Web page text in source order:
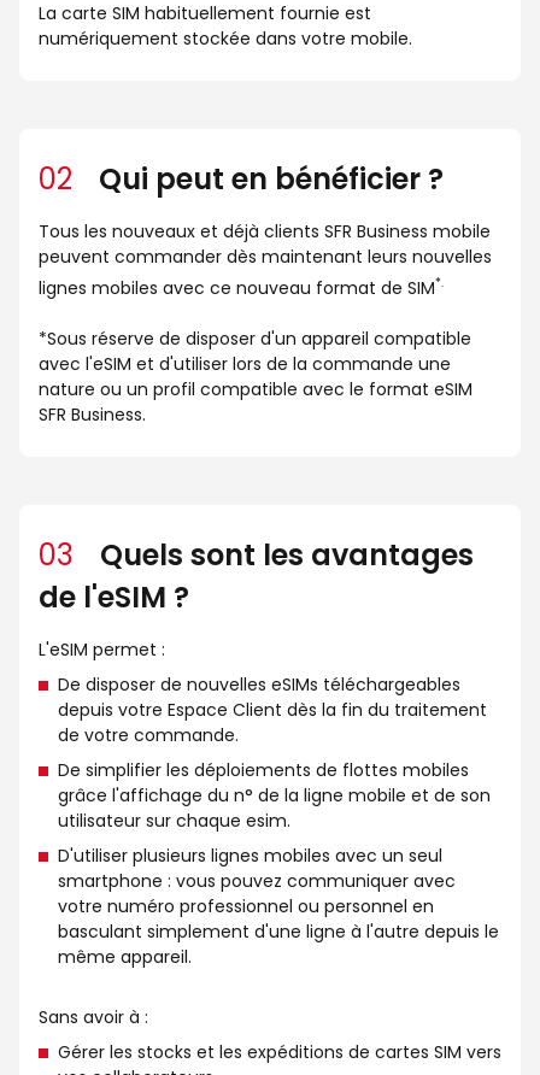
La carte SIM habituellement fournie est
numériquement stockée dans votre mobile.
02 Qui peut en bénéficier ?
Tous les nouveaux et déjà clients SFR Business mobile
peuvent commander dès maintenant leurs nouvelles
lignes mobiles avec ce nouveau format de SIM*.
*Sous réserve de disposer d'un appareil compatible
avec l'eSIM et d'utiliser lors de la commande une
nature ou un profil compatible avec le format eSIM
SFR Business.
03
Quels sont les avantages
de l'eSIM ?
L'eSIM permet :
De disposer de nouvelles eSIMs téléchargeables
depuis votre Espace Client dès la fin du traitement
de votre commande.
De simplifier les déploiements de flottes mobiles
grâce l'affichage du n° de la ligne mobile et de son
utilisateur sur chaque esim.
D'utiliser plusieurs lignes mobiles avec un seul
smartphone : vous pouvez communiquer avec
votre numéro professionnel ou personnel en
basculant simplement d'une ligne à l'autre depuis le
même appareil.
Sans avoir à :
Gérer les stocks et les expéditions de cartes SIM vers